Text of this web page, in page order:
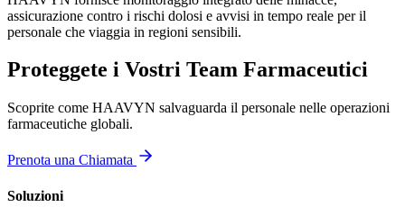
assicurazione contro i rischi dolosi e avvisi in tempo reale per il
personale che viaggia in regioni sensibili.
Proteggete i Vostri Team Farmaceutici
Scoprite come HAAVYN salvaguarda il personale nelle operazioni
farmaceutiche globali.
Prenota una Chiamata
Soluzioni